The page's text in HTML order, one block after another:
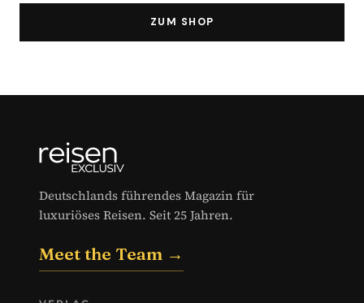
ZUM SHOP
Deutschlands führendes Magazin für
luxuriöses Reisen. Seit 25 Jahren.
Meet the Team →